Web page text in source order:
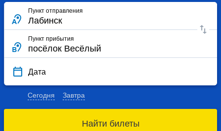
Пункт отправления
Пункт прибытия
Дата
Сегодня Завтра
Найти билеты